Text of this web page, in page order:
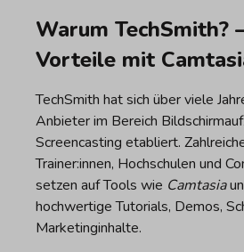
Warum TechSmith?
Vorteile mit
TechSmith hat sich über viele
Anbieter im Bereich
Screencasting etabliert.
Trainer:innen, Hochschulen und
setzen auf Tools wie Camtasia
hochwertige Tutorials, Demos,
Marketinginhalte.